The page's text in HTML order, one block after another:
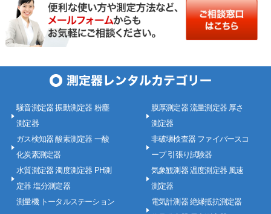
騒音測定器 振動測定器 粉塵
測定器
ガス検知器 酸素測定器 一酸
化炭素測定器
水質測定器 濁度測定器 PH測
定器 塩分測定器
測量機 トータルステーション
膜厚測定器 流量測定器 厚さ
測定器
非破壊検査器 ファイバースコ
ープ 引張り試験器
気象観測器 温度測定器 風速
測定器
電気計測器 絶縁抵抗測定器